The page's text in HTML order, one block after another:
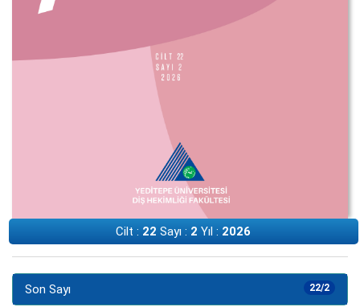
Cilt : 22 Sayı : 2 Yıl : 2026
22/2
Son Sayı